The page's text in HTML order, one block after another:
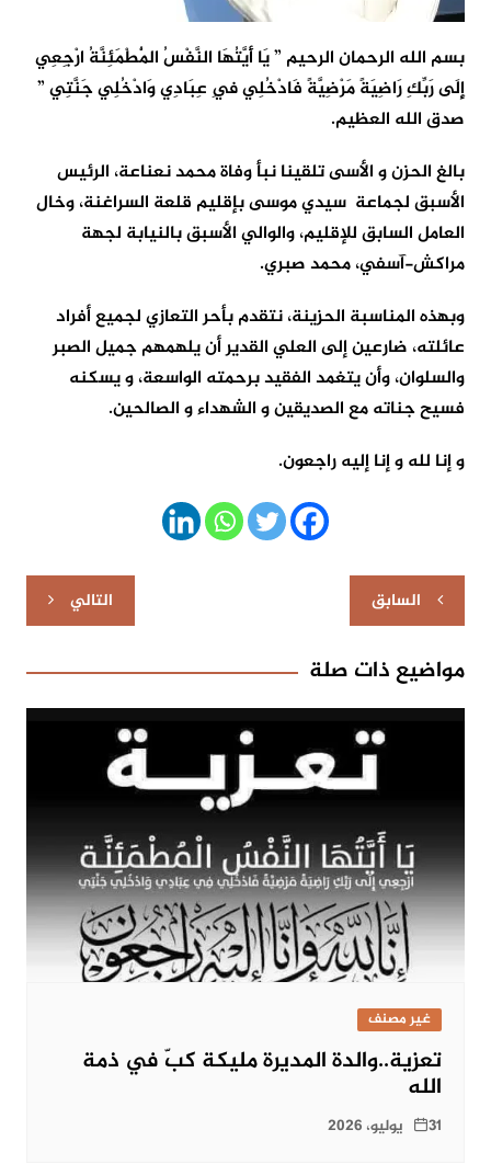
بسم الله الرحمان الرحيم ” يَا أَيَّتُهَا النَّفْسُ الْمُطْمَئِنَّةُ ارْجِعِي
إِلَى رَبِّكِ رَاضِيَةً مَرْضِيَّةً فَادْخُلِي فِي عِبَادِي وَادْخُلِي جَنَّتِي ”
صدق الله العظيم.
بالغ الحزن و الأسى تلقينا نبأ وفاة محمد نعناعة، الرئيس
الأسبق لجماعة سيدي موسى بإقليم قلعة السراغنة، وخال
العامل السابق للإقليم، والوالي الأسبق بالنيابة لجهة
مراكش-آسفي، محمد صبري.
وبهذه المناسبة الحزينة، نتقدم بأحر التعازي لجميع أفراد
عائلته، ضارعين إلى العلي القدير أن يلهمهم جميل الصبر
والسلوان، وأن يتغمد الفقيد برحمته الواسعة، و يسكنه
فسيح جناته مع الصديقين و الشهداء و الصالحين.
و إنا لله و إنا إليه راجعون.
تصفّح
المقالات
السابق التالي
مواضيع ذات صلة
غير مصنف
تعزية..والدة المديرة مليكة كبّ في ذمة
الله
31 يوليو، 2026